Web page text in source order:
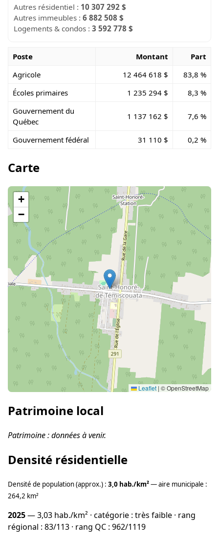
Autres résidentiel : 10 307 292 $
Autres immeubles :6 882 508 $
Logements & condos :3 592 778 $
Poste Montant
Part
Agricole
12 464 618 $
83,8 %
Écoles primaires
1 235 294 $
8,3 %
Gouvernement du
Québec
1 137 162 $ 7,6 %
Gouvernement fédéral 31 110 $ 0,2 %
Carte
+
−
Leaflet | © OpenStreetMap
Patrimoine local
Patrimoine : données à venir.
Densité résidentielle
Densité de population (approx.) : 3,0 hab./km²— aire municipale :
264,2 km²
2025— 3,03 hab./km² · catégorie : très faible · rang
régional : 83/113 · rang QC : 962/1119